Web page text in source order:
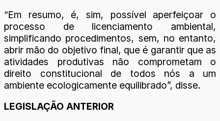
“Em resumo, é, sim, possível aperfeiçoar o
processo de licenciamento ambiental,
simplificando procedimentos, sem, no entanto,
abrir mão do objetivo final, que é garantir que as
atividades produtivas não comprometam o
direito constitucional de todos nós a um
ambiente ecologicamente equilibrado”, disse.
LEGISLAÇÃO ANTERIOR